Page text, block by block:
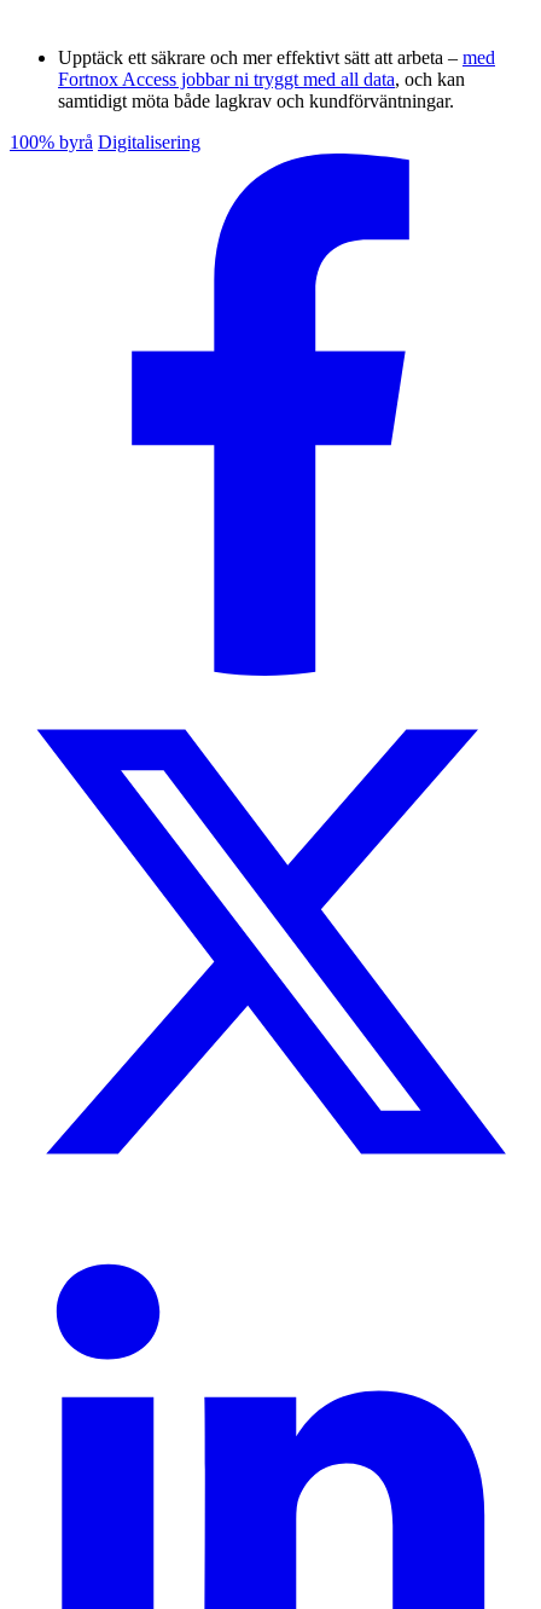
Upptäck ett säkrare och mer effektivt sätt att arbeta – med
Fortnox Access jobbar ni tryggt med all data, och kan
samtidigt möta både lagkrav och kundförväntningar.
100% byrå Digitalisering